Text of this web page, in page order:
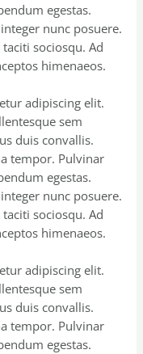
egestas.
nunc posuere.
sociosqu. Ad
himenaeos.
adipiscing elit.
sem
duis convallis.
tempor. Pulvinar
egestas.
nunc posuere.
sociosqu. Ad
himenaeos.
adipiscing elit.
sem
duis convallis.
tempor. Pulvinar
egestas.